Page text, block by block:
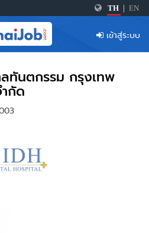
TH EN
เข้าสู่ระบบ
ทันตกรรม กรุงเทพ
กัด